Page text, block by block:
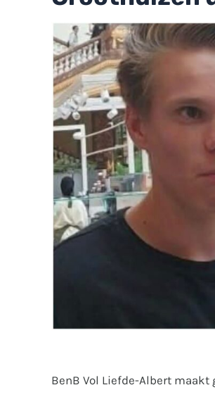
BenB Vol Liefde-Albert